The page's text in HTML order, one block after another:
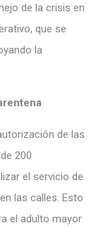
de la crisis en
que se
la
de las
200
el servicio de
las calles. Esto
el adulto mayor